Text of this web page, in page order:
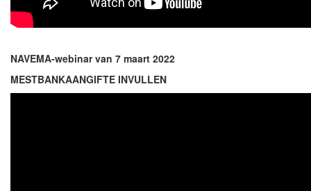
NAVEMA-webinar van 7 maart 2022
MESTBANKAANGIFTE INVULLEN